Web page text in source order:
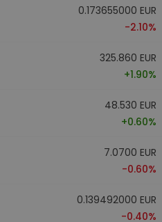
0.173655000 EUR
-2.10%
325.860 EUR
+1.90%
48.530 EUR
+0.60%
7.0700 EUR
-0.60%
0.139492000 EUR
-0.40%